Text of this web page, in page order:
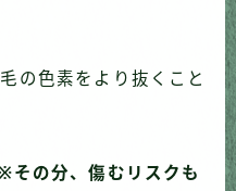
の色素をより抜くこと
※その分、傷むリスクも